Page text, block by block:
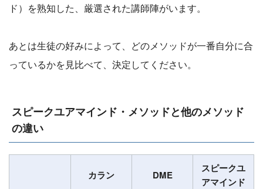
ド）を熟知した、厳選された講師陣がいます。
あとは生徒の好みによって、どのメソッドが一番自分に合
っているかを見比べて、決定してください。
スピークユアマインド・メソッドと他のメソッド
の違い
カラン DME
スピークユ
アマインド